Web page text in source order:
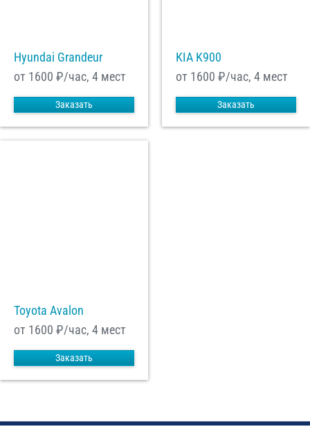
Hyundai Grandeur
от 1600 ₽/час, 4 мест
Заказать
KIA K900
от 1600 ₽/час, 4 мест
Заказать
Toyota Avalon
от 1600 ₽/час, 4 мест
Заказать